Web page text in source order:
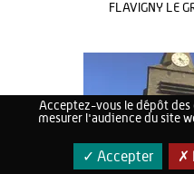
FLAVIGNY LE
Acceptez-vous le dépôt
mesurer l'audience du site
✓ Accepter ✗